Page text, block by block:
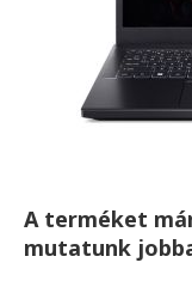
A terméket
mutatunk